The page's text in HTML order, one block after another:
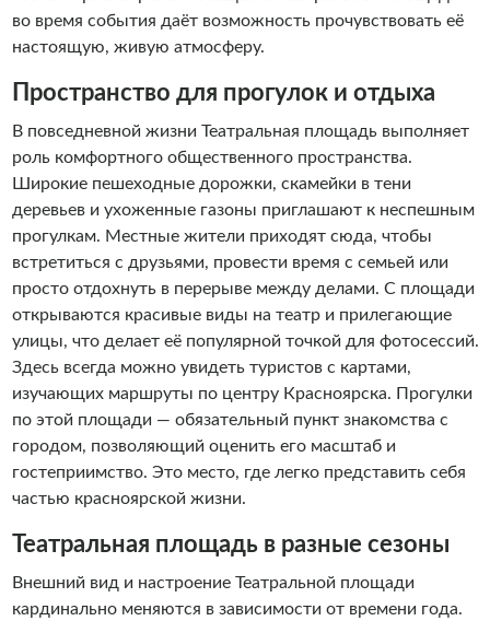
во время события даёт возможность прочувствовать её
настоящую, живую атмосферу.
Пространство для прогулок и отдыха
В повседневной жизни Театральная площадь выполняет
роль комфортного общественного пространства.
Широкие пешеходные дорожки, скамейки в тени
деревьев и ухоженные газоны приглашают к неспешным
прогулкам. Местные жители приходят сюда, чтобы
встретиться с друзьями, провести время с семьей или
просто отдохнуть в перерыве между делами. С площади
открываются красивые виды на театр и прилегающие
улицы, что делает её популярной точкой для фотосессий.
Здесь всегда можно увидеть туристов с картами,
изучающих маршруты по центру Красноярска. Прогулки
по этой площади — обязательный пункт знакомства с
городом, позволяющий оценить его масштаб и
гостеприимство. Это место, где легко представить себя
частью красноярской жизни.
Театральная площадь в разные сезоны
Внешний вид и настроение Театральной площади
кардинально меняются в зависимости от времени года.